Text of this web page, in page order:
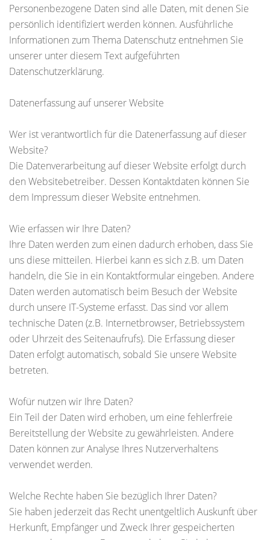
Personenbezogene Daten sind alle Daten, mit denen Sie
persönlich identifiziert werden können. Ausführliche
Informationen zum Thema Datenschutz entnehmen Sie
unserer unter diesem Text aufgeführten
Datenschutzerklärung.
Datenerfassung auf unserer Website
Wer ist verantwortlich für die Datenerfassung auf dieser
Website?
Die Datenverarbeitung auf dieser Website erfolgt durch
den Websitebetreiber. Dessen Kontaktdaten können Sie
dem Impressum dieser Website entnehmen.
Wie erfassen wir Ihre Daten?
Ihre Daten werden zum einen dadurch erhoben, dass Sie
uns diese mitteilen. Hierbei kann es sich z.B. um Daten
handeln, die Sie in ein Kontaktformular eingeben. Andere
Daten werden automatisch beim Besuch der Website
durch unsere IT-Systeme erfasst. Das sind vor allem
technische Daten (z.B. Internetbrowser, Betriebssystem
oder Uhrzeit des Seitenaufrufs). Die Erfassung dieser
Daten erfolgt automatisch, sobald Sie unsere Website
betreten.
Wofür nutzen wir Ihre Daten?
Ein Teil der Daten wird erhoben, um eine fehlerfreie
Bereitstellung der Website zu gewährleisten. Andere
Daten können zur Analyse Ihres Nutzerverhaltens
verwendet werden.
Welche Rechte haben Sie bezüglich Ihrer Daten?
Sie haben jederzeit das Recht unentgeltlich Auskunft über
Herkunft, Empfänger und Zweck Ihrer gespeicherten